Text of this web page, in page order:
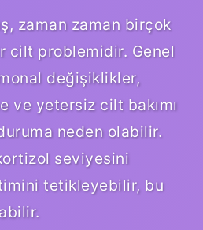
zaman zaman birçok
cilt problemidir. Genel
değişiklikler,
ve yetersiz cilt bakımı
neden olabilir.
seviyesini
tetikleyebilir, bu